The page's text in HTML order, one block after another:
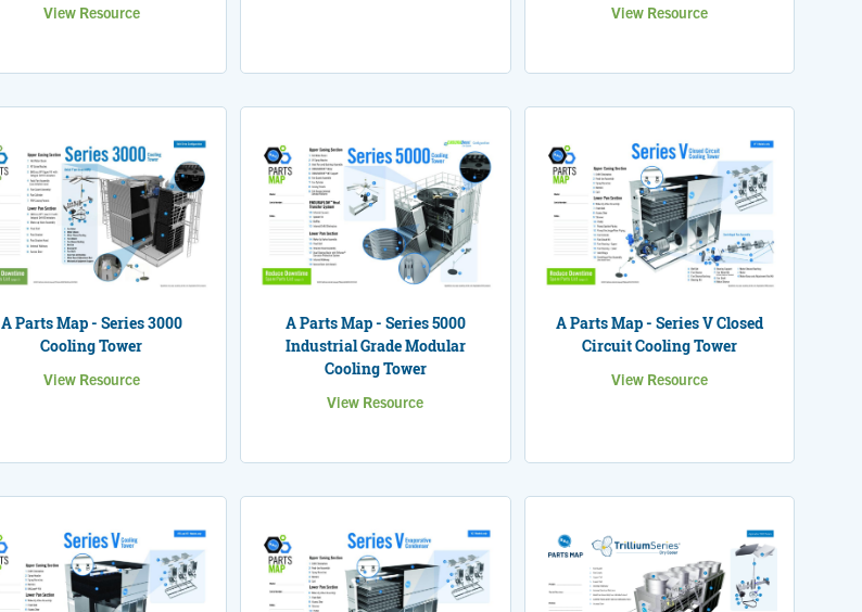
View Resource View Resource
A Parts Map - Series 3000
Cooling Tower
View Resource
A Parts Map - Series 5000
Industrial Grade Modular
Cooling Tower
View Resource
A Parts Map - Series V Closed
Circuit Cooling Tower
View Resource